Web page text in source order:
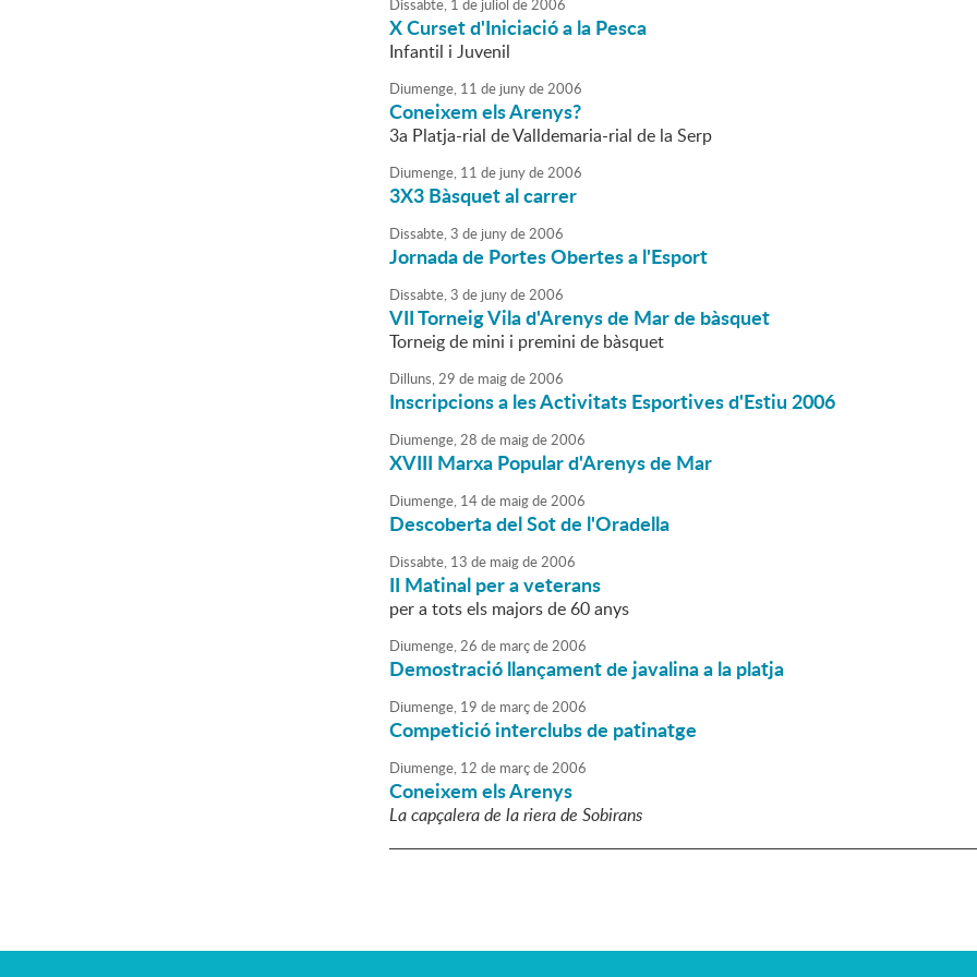
Dissabte, 1 de juliol de2006
X Curset d'Iniciació a la Pesca
Infantil i Juvenil
Diumenge, 11 de junyde2006
Coneixem els Arenys?
3a Platja-rial de Valldemaria-rial de la Serp
Diumenge, 11 de junyde2006
3X3 Bàsquet al carrer
Dissabte,3 de junyde2006
Jornada de Portes Obertes a l'Esport
Dissabte,3 de junyde2006
VII Torneig Vila d'Arenys de Mar de bàsquet
Torneig de mini i premini de bàsquet
Dilluns,29 de maigde2006
Inscripcions a les Activitats Esportives d'Estiu 2006
Diumenge,28 de maigde2006
XVIII Marxa Popular d'Arenys de Mar
Diumenge, 14de maigde2006
Descoberta del Sot de l'Oradella
Dissabte, 13 de maigde2006
II Matinal per a veterans
per a tots els majors de 60 anys
Diumenge,26 de marçde2006
Demostració llançament de javalina a la platja
Diumenge, 19 de marçde2006
Competició interclubs de patinatge
Diumenge, 12 de marçde2006
Coneixem els Arenys
La capçalera de la riera de Sobirans